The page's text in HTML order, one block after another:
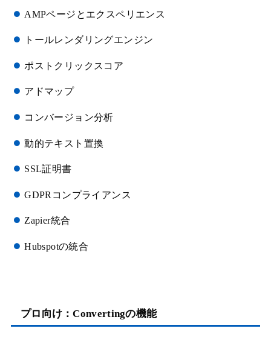
AMPページとエクスペリエンス
トールレンダリングエンジン
ポストクリックスコア
アドマップ
コンバージョン分析
動的テキスト置換
SSL証明書
GDPRコンプライアンス
Zapier統合
Hubspotの統合
プロ向け：Convertingの機能